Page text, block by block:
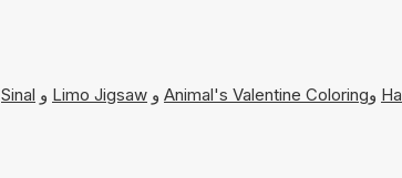
وAnimal's Valentine Coloring و Limo Jigsaw و Sinal